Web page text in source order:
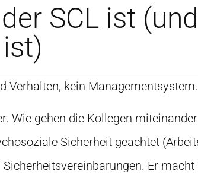
SCL ist
Verhalten, kein Managementsystem.
Wie gehen die Kollegen
Sicherheit geachtet
Er